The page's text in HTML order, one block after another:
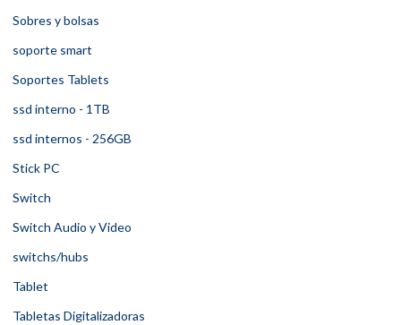
Sobres y bolsas
soporte smart
Soportes Tablets
ssd interno - 1TB
ssd internos - 256GB
Stick PC
Switch
Switch Audio y Video
switchs/hubs
Tablet
Tabletas Digitalizadoras